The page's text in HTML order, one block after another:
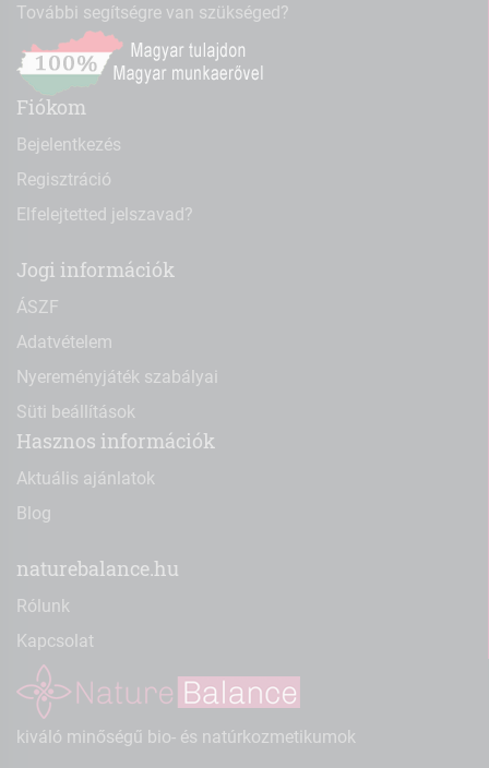
További segítségre van szükséged?
Fiókom
Bejelentkezés
Regisztráció
Elfelejtetted jelszavad?
Jogi információk
ÁSZF
Adatvételem
Nyereményjáték szabályai
Süti beállítások
Hasznos információk
Aktuális ajánlatok
Blog
naturebalance.hu
Rólunk
Kapcsolat
kiváló minőségű bio- és natúrkozmetikumok